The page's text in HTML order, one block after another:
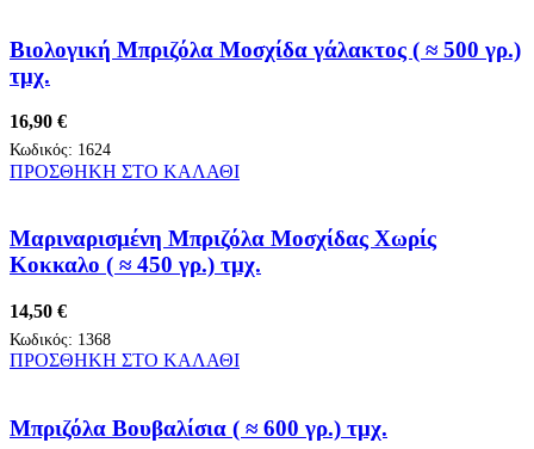
Βιολογική Μπριζόλα Μοσχίδα γάλακτος ( ≈ 500 γρ.)
τμχ.
16,90 €
Κωδικός: 1624
ΠΡΟΣΘΗΚΗ ΣΤΟ ΚΑΛΑΘΙ
Μαριναρισμένη Μπριζόλα Μοσχίδας Χωρίς
Κοκκαλο ( ≈ 450 γρ.) τμχ.
14,50 €
Κωδικός: 1368
ΠΡΟΣΘΗΚΗ ΣΤΟ ΚΑΛΑΘΙ
Μπριζόλα Βουβαλίσια ( ≈ 600 γρ.) τμχ.